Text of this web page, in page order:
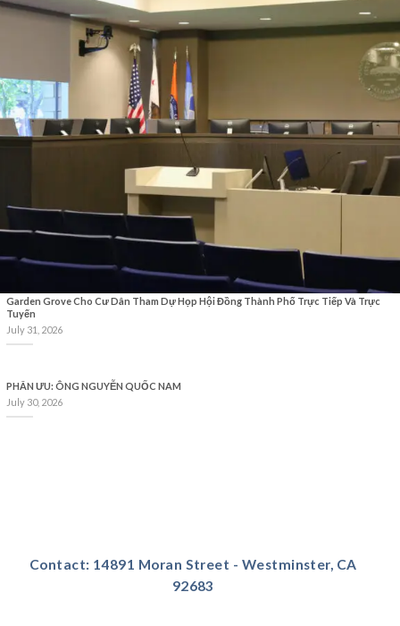
Garden Grove Cho Cư Dân Tham Dự Họp Hội Đồng Thành Phố Trực Tiếp Và Trực
Tuyến
July 31, 2026
PHÂN ƯU: ÔNG NGUYỄN QUỐC NAM
July 30, 2026
Contact: 14891 Moran Street - Westminster, CA
92683